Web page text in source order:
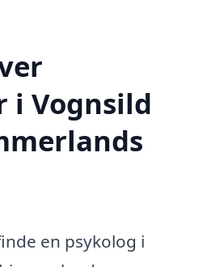
i Vognsild
en psykolog i